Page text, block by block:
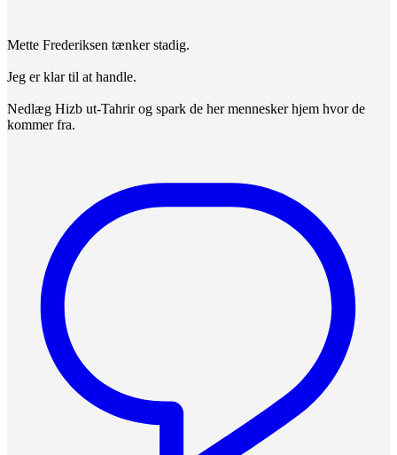
Mette Frederiksen tænker stadig.
Jeg er klar til at handle.
Nedlæg Hizb ut-Tahrir og spark de her mennesker hjem hvor de
kommer fra.